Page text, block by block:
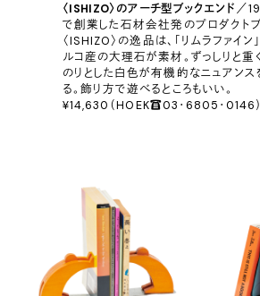
〈ISHIZO〉のアーチ型ブックエンド ／
で創業した石材会社発のプロダクト
〈ISHIZO〉の逸品は、「リムラファイン
ルコ産の大理石が素材。ずっしりと重
のりとした白色が有機的なニュアンス
る。飾り方で遊べるところもいい。
¥14,630（HOEK☎︎03・6805・0146）